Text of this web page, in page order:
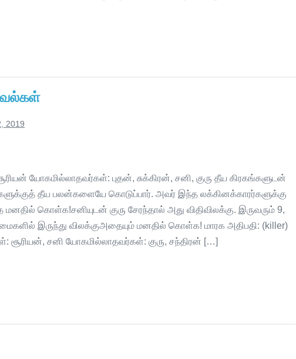
2019
யோகமில்லாதவர்கள்: புதன், சுக்கிரன், சனி, குரு தீய கிரகங்களுடன்
தீய பலன்களையே கொடுப்பார். அவர் இந்த லக்கினக்காரர்களுக்கு
கொள்க!சனியுடன் குரு சேரந்தால் அது விதிவிலக்கு. இருவரும் 9,
இருந்து விலக்குஅதையும் மனதில் கொள்க! மாரக அதிபதி: (killer)
சூரியன், சனி யோகமில்லாதவர்கள்: குரு, சந்திரன் […]